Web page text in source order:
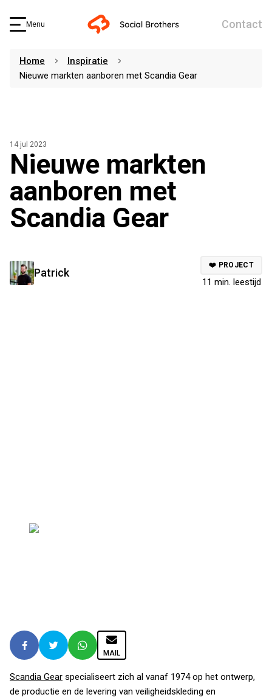
Menu Contact
Home
Inspiratie
Nieuwe markten aanboren met Scandia Gear
14 jul 2023
Nieuwe markten
aanboren met
Scandia Gear
Patrick
❤️ PROJECT
11 min. leestijd
MAIL
Scandia Gear specialiseert zich al vanaf 1974 op het ontwerp,
de productie en de levering van veiligheidskleding en